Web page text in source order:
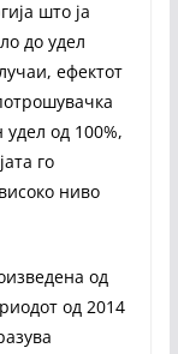
што ја
до удел
ефектот
од 100%,
го
ниво
од
од 2014